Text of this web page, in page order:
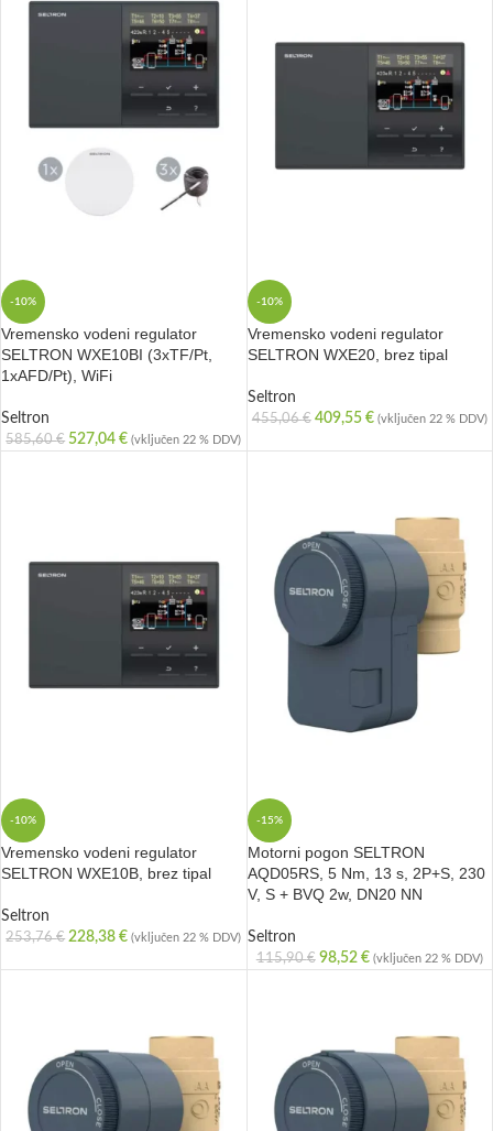
-10%
Vremensko vodeni regulator
SELTRON WXE10BI (3xTF/Pt,
1xAFD/Pt), WiFi
Seltron
585,60€ 527,04€ (vključen 22 % DDV)
-10%
Vremensko vodeni regulator
SELTRON WXE20, brez tipal
Seltron
455,06€ 409,55 € (vključen 22 % DDV)
-10%
Vremensko vodeni regulator
SELTRON WXE10B, brez tipal
Seltron
253,76€ 228,38€ (vključen 22 % DDV)
-15%
Motorni pogon SELTRON
AQD05RS, 5 Nm, 13 s, 2P+S, 230
V, S + BVQ 2w, DN20 NN
Seltron
115,90€ 98,52 € (vključen 22 % DDV)